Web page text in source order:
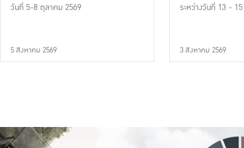
วันที่ 5-8 ตุลาคม 2569
5 สิงหาคม 2569
ระหว่างวันที่ 13 -
3 สิงหาคม 2569